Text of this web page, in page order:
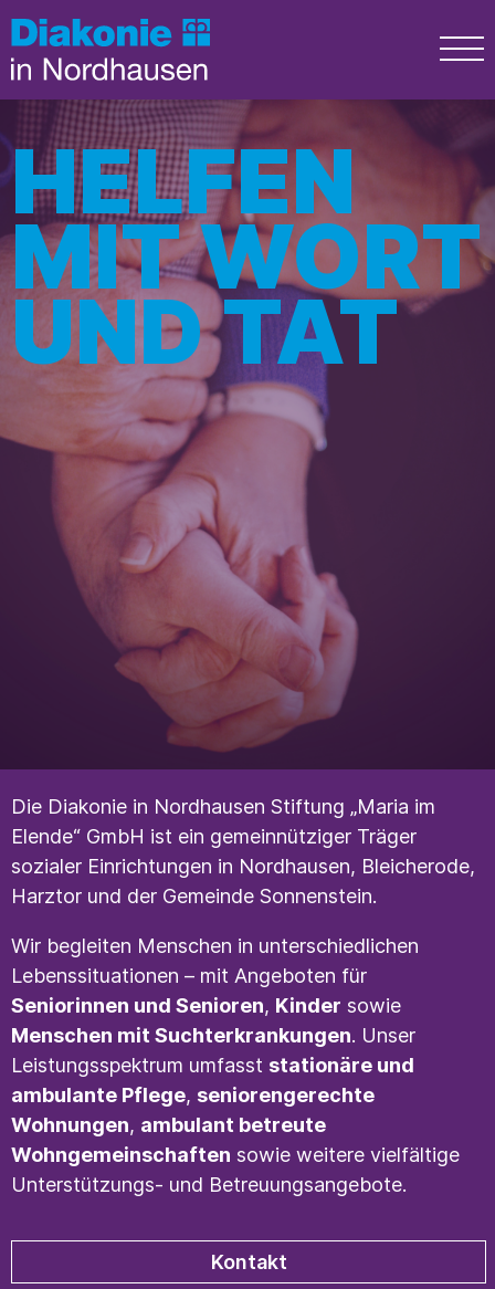
HELFEN
MIT WORT
UND TAT
Die Diakonie in Nordhausen Stiftung „Maria im
Elende“ GmbH ist ein gemeinnütziger Träger
sozialer Einrichtungen in Nordhausen, Bleicherode,
Harztor und der Gemeinde Sonnenstein.
Wir begleiten Menschen in unterschiedlichen
Lebenssituationen – mit Angeboten für
Seniorinnen und Senioren, Kinder sowie
Menschen mit Suchterkrankungen. Unser
Leistungsspektrum umfasst stationäre und
ambulante Pflege, seniorengerechte
Wohnungen, ambulant betreute
Wohngemeinschaften sowie weitere vielfältige
Unterstützungs- und Betreuungsangebote.
Kontakt